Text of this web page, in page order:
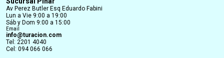
Av Perez Butler Esq Eduardo Fabini
Lun a Vie 9:00 a 19:00
Sáb y Dom 9:00 a 15:00
Email
info@turacion.com
Tel: 2201 4040
Cel: 094 066 066